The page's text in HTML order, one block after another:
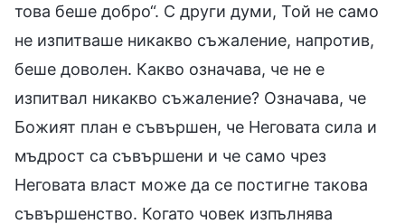
това беше добро“. С други думи, Той не само
не изпитваше никакво съжаление, напротив,
беше доволен. Какво означава, че не е
изпитвал никакво съжаление? Означава, че
Божият план е съвършен, че Неговата сила и
мъдрост са съвършени и че само чрез
Неговата власт може да се постигне такова
съвършенство. Когато човек изпълнява